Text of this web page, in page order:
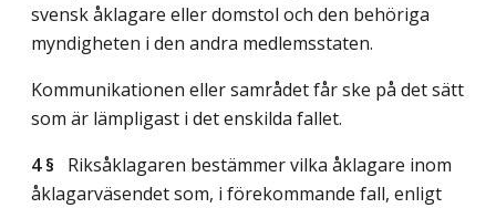
svensk åklagare eller domstol och den behöriga
myndigheten i den andra medlemsstaten.
Kommunikationen eller samrådet får ske på det sätt
som är lämpligast i det enskilda fallet.
4 § Riksåklagaren bestämmer vilka åklagare inom
åklagarväsendet som, i förekommande fall, enligt